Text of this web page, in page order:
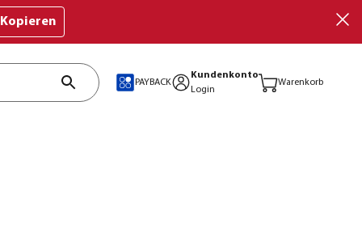
Kopieren
PAYBACK
Kundenkonto
Login
Warenkorb